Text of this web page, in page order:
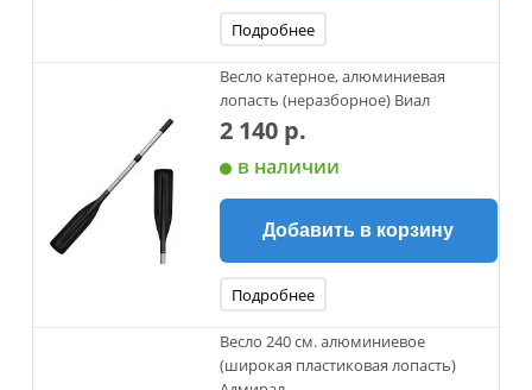
Подробнее
Весло катерное, алюминиевая
лопасть (неразборное) Виал
2 140 р.
в наличии
Добавить в корзину
Подробнее
Весло 240 см. алюминиевое
(широкая пластиковая лопасть)